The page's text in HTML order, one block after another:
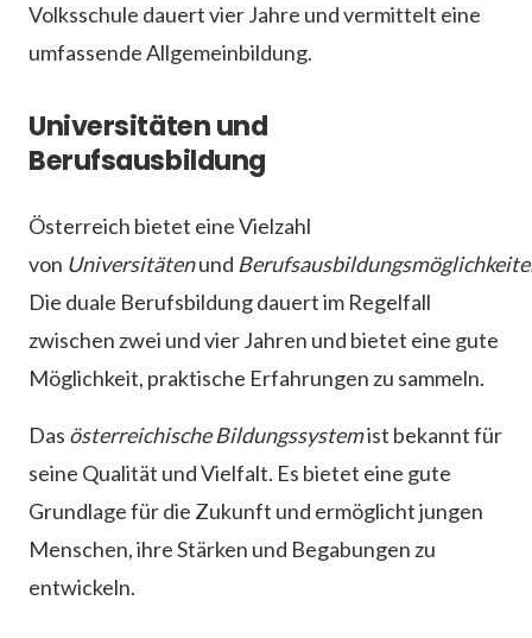
Volksschule dauert vier Jahre und vermittelt eine
umfassende Allgemeinbildung.
Universitäten und
Berufsausbildung
Österreich bietet eine Vielzahl
von Universitätenund
Die duale Berufsbildung dauert im Regelfall
zwischen zwei und vier Jahren und bietet eine gute
Möglichkeit, praktische Erfahrungen zu sammeln.
Das österreichische Bildungssystemist bekannt für
seine Qualität und Vielfalt. Es bietet eine gute
Grundlage für die Zukunft und ermöglicht jungen
Menschen, ihre Stärken und Begabungen zu
entwickeln.